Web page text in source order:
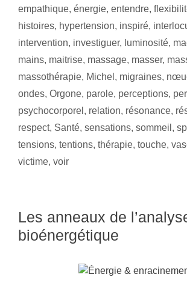
empathique, énergie, entendre,
histoires, hypertension, inspiré,
intervention, investiguer, luminosité,
mains, maitrise, massage, masser,
massothérapie, Michel , migraines,
ondes, Orgone, parole, perceptions,
psychocorporel , relation, résonance,
respect, Santé, sensations, sommeil ,
tensions, tentions, thérapie, touche,
victime, voir
Les anneaux de
bioénergétique